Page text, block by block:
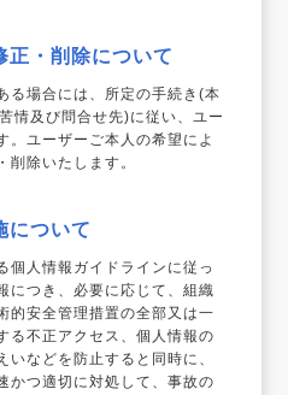
正・削除について
る場合には、所定の手続き(本
情及び問合せ先)に従い、ユー
。ユーザーご本人の希望によ
削除いたします。
について
個人情報ガイドラインに従っ
につき、必要に応じて、組織
的安全管理措置の全部又は一
る不正アクセス、個人情報の
などを防止すると同時に、
かつ適切に対処して、事故の